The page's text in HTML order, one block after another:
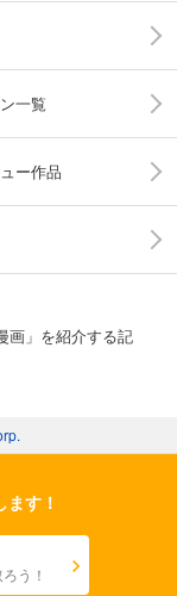
一覧
ー作品
画」を紹介する記
ます！
う！